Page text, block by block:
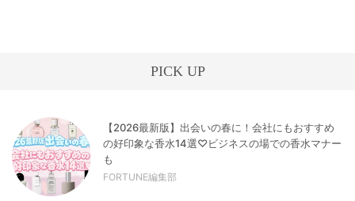
PICK UP
【2026最新版】出会いの春に！会社にもおすすめ
の好印象な香水14選♡ビジネスの場での香水マナー
も
FORTUNE編集部